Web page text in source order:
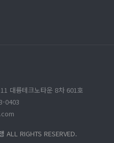
대륭테크노타운 8차 601호
0403
ALL RIGHTS RESERVED.